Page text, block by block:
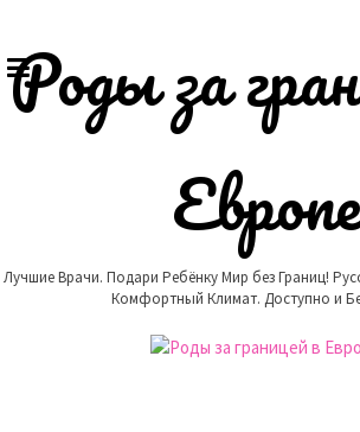
content
Роды за
Европе
Лучшие Врачи. Подари Ребёнку Мир без Границ!
Комфортный Климат. Доступно и